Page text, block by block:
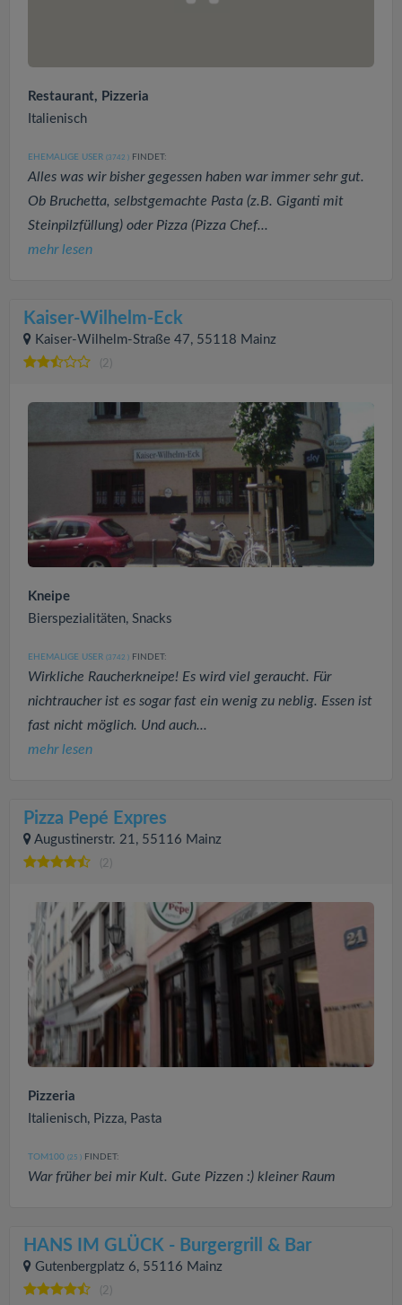
Restaurant, Pizzeria
Italienisch
EHEMALIGE USER (3742 ) FINDET:
Alles was wir bisher gegessen haben war immer sehr gut.
Ob Bruchetta, selbstgemachte Pasta (z.B. Giganti mit
Steinpilzfüllung) oder Pizza (Pizza Chef...
mehr lesen
Kaiser-Wilhelm-Eck
Kaiser-Wilhelm-Straße 47, 55118 Mainz
(2)
Kneipe
Bierspezialitäten, Snacks
EHEMALIGE USER (3742 ) FINDET:
Wirkliche Raucherkneipe! Es wird viel geraucht. Für
nichtraucher ist es sogar fast ein wenig zu neblig. Essen ist
fast nicht möglich. Und auch...
mehr lesen
Pizza Pepé Expres
Augustinerstr. 21, 55116 Mainz
(2)
Pizzeria
Italienisch, Pizza, Pasta
TOM100 (25 ) FINDET:
War früher bei mir Kult. Gute Pizzen :) kleiner Raum
HANS IM GLÜCK - Burgergrill & Bar
Gutenbergplatz 6, 55116 Mainz
(2)